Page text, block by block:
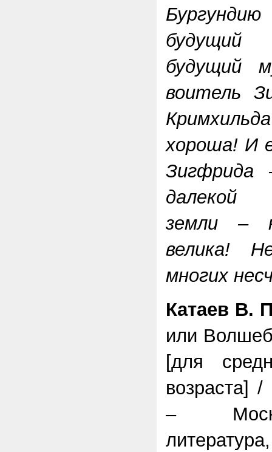
будущий
будущий
воитель
хороша! И
Зигфрида
далекой
земли –
велика!
многих
Катаев В.
или
[для
возраста]
–